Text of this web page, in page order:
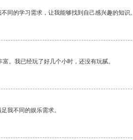
同的学习需求，让我能够找到自己感兴趣的知识。
。我已经玩了好几个小时，还没有玩腻。
我不同的娱乐需求。